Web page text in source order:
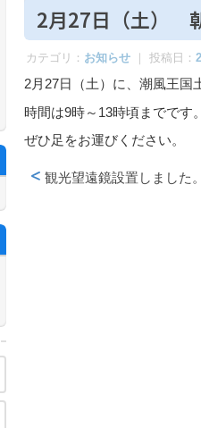
2月27日（土）
カテゴリ： お知らせ ｜ 投稿日：
2月27日（土）に、潮風王国
時間は9時～13時頃までです
ぜひ足をお運びください。
観光望遠鏡設置しました